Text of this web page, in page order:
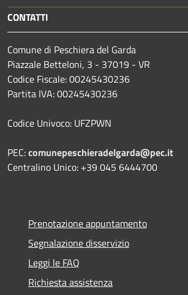
CONTATTI
Comune di Peschiera del Garda
Piazzale Betteloni, 3 - 37019 - VR
Codice Fiscale: 00245430236
Partita IVA: 00245430236
Codice Univoco: UFZPWN
PEC:comunepeschieradelgarda@pec.it
Centralino Unico: +39 045 6444700
Prenotazione appuntamento
Segnalazione disservizio
Leggi le FAQ
Richiesta assistenza